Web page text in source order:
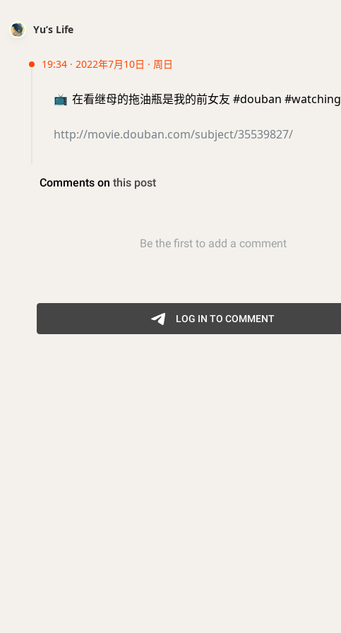
Yu’s Life
19:34 · 2022年7月10日 · 周日
📺 在看继母的拖油瓶是我的前女友 #douban #watching
http://movie.douban.com/subject/35539827/